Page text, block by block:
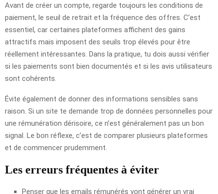
Avant de créer un compte, regarde toujours les conditions de
paiement, le seuil de retrait et la fréquence des offres. C’est
essentiel, car certaines plateformes affichent des gains
attractifs mais imposent des seuils trop élevés pour être
réellement intéressantes. Dans la pratique, tu dois aussi vérifier
si les paiements sont bien documentés et si les avis utilisateurs
sont cohérents.
Évite également de donner des informations sensibles sans
raison. Si un site te demande trop de données personnelles pour
une rémunération dérisoire, ce n’est généralement pas un bon
signal. Le bon réflexe, c’est de comparer plusieurs plateformes
et de commencer prudemment.
Les erreurs fréquentes à éviter
Penser que les emails rémunérés vont générer un vrai